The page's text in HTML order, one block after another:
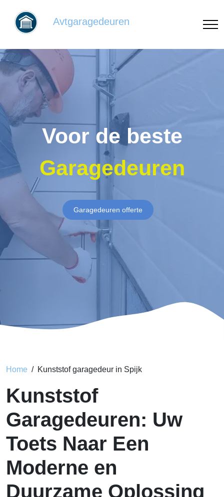
Avtgaragedeuren
Voor de beste
Garagedeuren
Garagedeuren offerte
Home Kunststof garagedeur in Spijk
Kunststof
Garagedeuren: Uw
Toets Naar Een
Moderne en
Duurzame Oplossing